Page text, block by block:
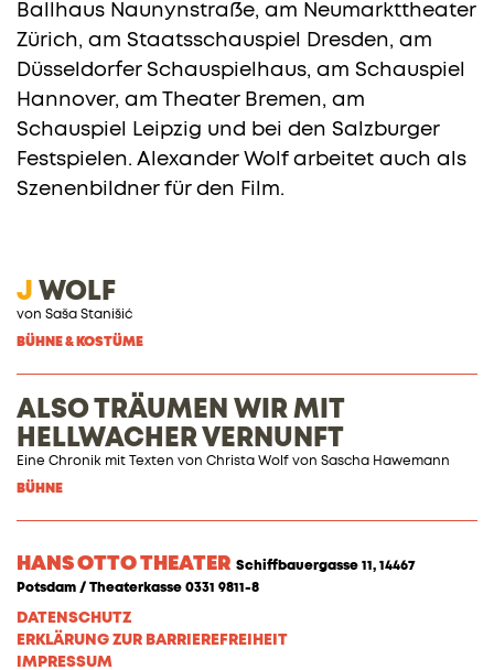
Ballhaus Naunynstraße, am Neumarkttheater
Zürich, am Staatsschauspiel Dresden, am
Düsseldorfer Schauspielhaus, am Schauspiel
Hannover, am Theater Bremen, am
Schauspiel Leipzig und bei den Salzburger
Festspielen. Alexander Wolf arbeitet auch als
Szenenbildner für den Film.
J WOLF
von Saša Stanišić
BÜHNE & KOSTÜME
ALSO TRÄUMEN WIR MIT
HELLWACHER VERNUNFT
Eine Chronik mit Texten von Christa Wolf von Sascha Hawemann
BÜHNE
HANS OTTO THEATER Schiffbauergasse 11, 14467
Potsdam / Theaterkasse 0331 9811-8
DATENSCHUTZ
ERKLÄRUNG ZUR BARRIEREFREIHEIT
IMPRESSUM